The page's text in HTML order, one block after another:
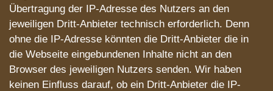
Übertragung der IP-Adresse des Nutzers an den
jeweiligen Dritt-Anbieter technisch erforderlich. Denn
ohne die IP-Adresse könnten die Dritt-Anbieter die in
die Webseite eingebundenen Inhalte nicht an den
Browser des jeweiligen Nutzers senden. Wir haben
keinen Einfluss darauf, ob ein Dritt-Anbieter die IP-